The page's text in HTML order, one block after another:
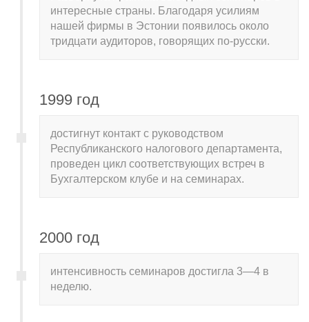
интересные страны. Благодаря усилиям
нашей фирмы в Эстонии появилось около
тридцати аудиторов, говорящих по-русски.
1999 год
достигнут контакт с руководством
Республиканского налогового департамента,
проведен цикл соответствующих встреч в
Бухгалтерском клубе и на семинарах.
2000 год
интенсивность семинаров достигла 3—4 в
неделю.